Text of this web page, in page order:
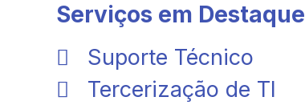
Serviços em Destaque
Suporte Técnico
Tercerização de TI